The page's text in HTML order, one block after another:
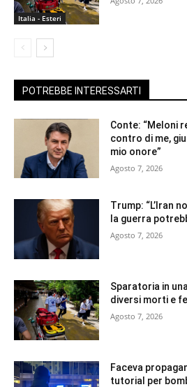
Italia - Esteri
POTREBBE INTERESSARTI
Conte: “Meloni
contro di me,
mio onore”
Agosto 7, 2026
Trump: “L’Iran
la guerra
Agosto 7, 2026
Sparatoria in
diversi morti e
Agosto 7, 2026
Faceva
tutorial per